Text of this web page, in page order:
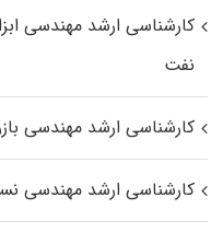
کارشناسی ارشد مهندسی
نفت
کارشناسی ارشد مهندسی
کارشناسی ارشد مهندسی